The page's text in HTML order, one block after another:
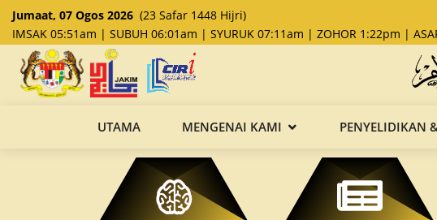
Jumaat, 07 Ogos 2026 (23 Safar 1448 Hijri)
IMSAK 05:51am | SUBUH 06:01am | SYURUK 07:11am | ZOHOR 1:22pm |
UTAMA MENGENAI KAMI PENYELIDIKAN